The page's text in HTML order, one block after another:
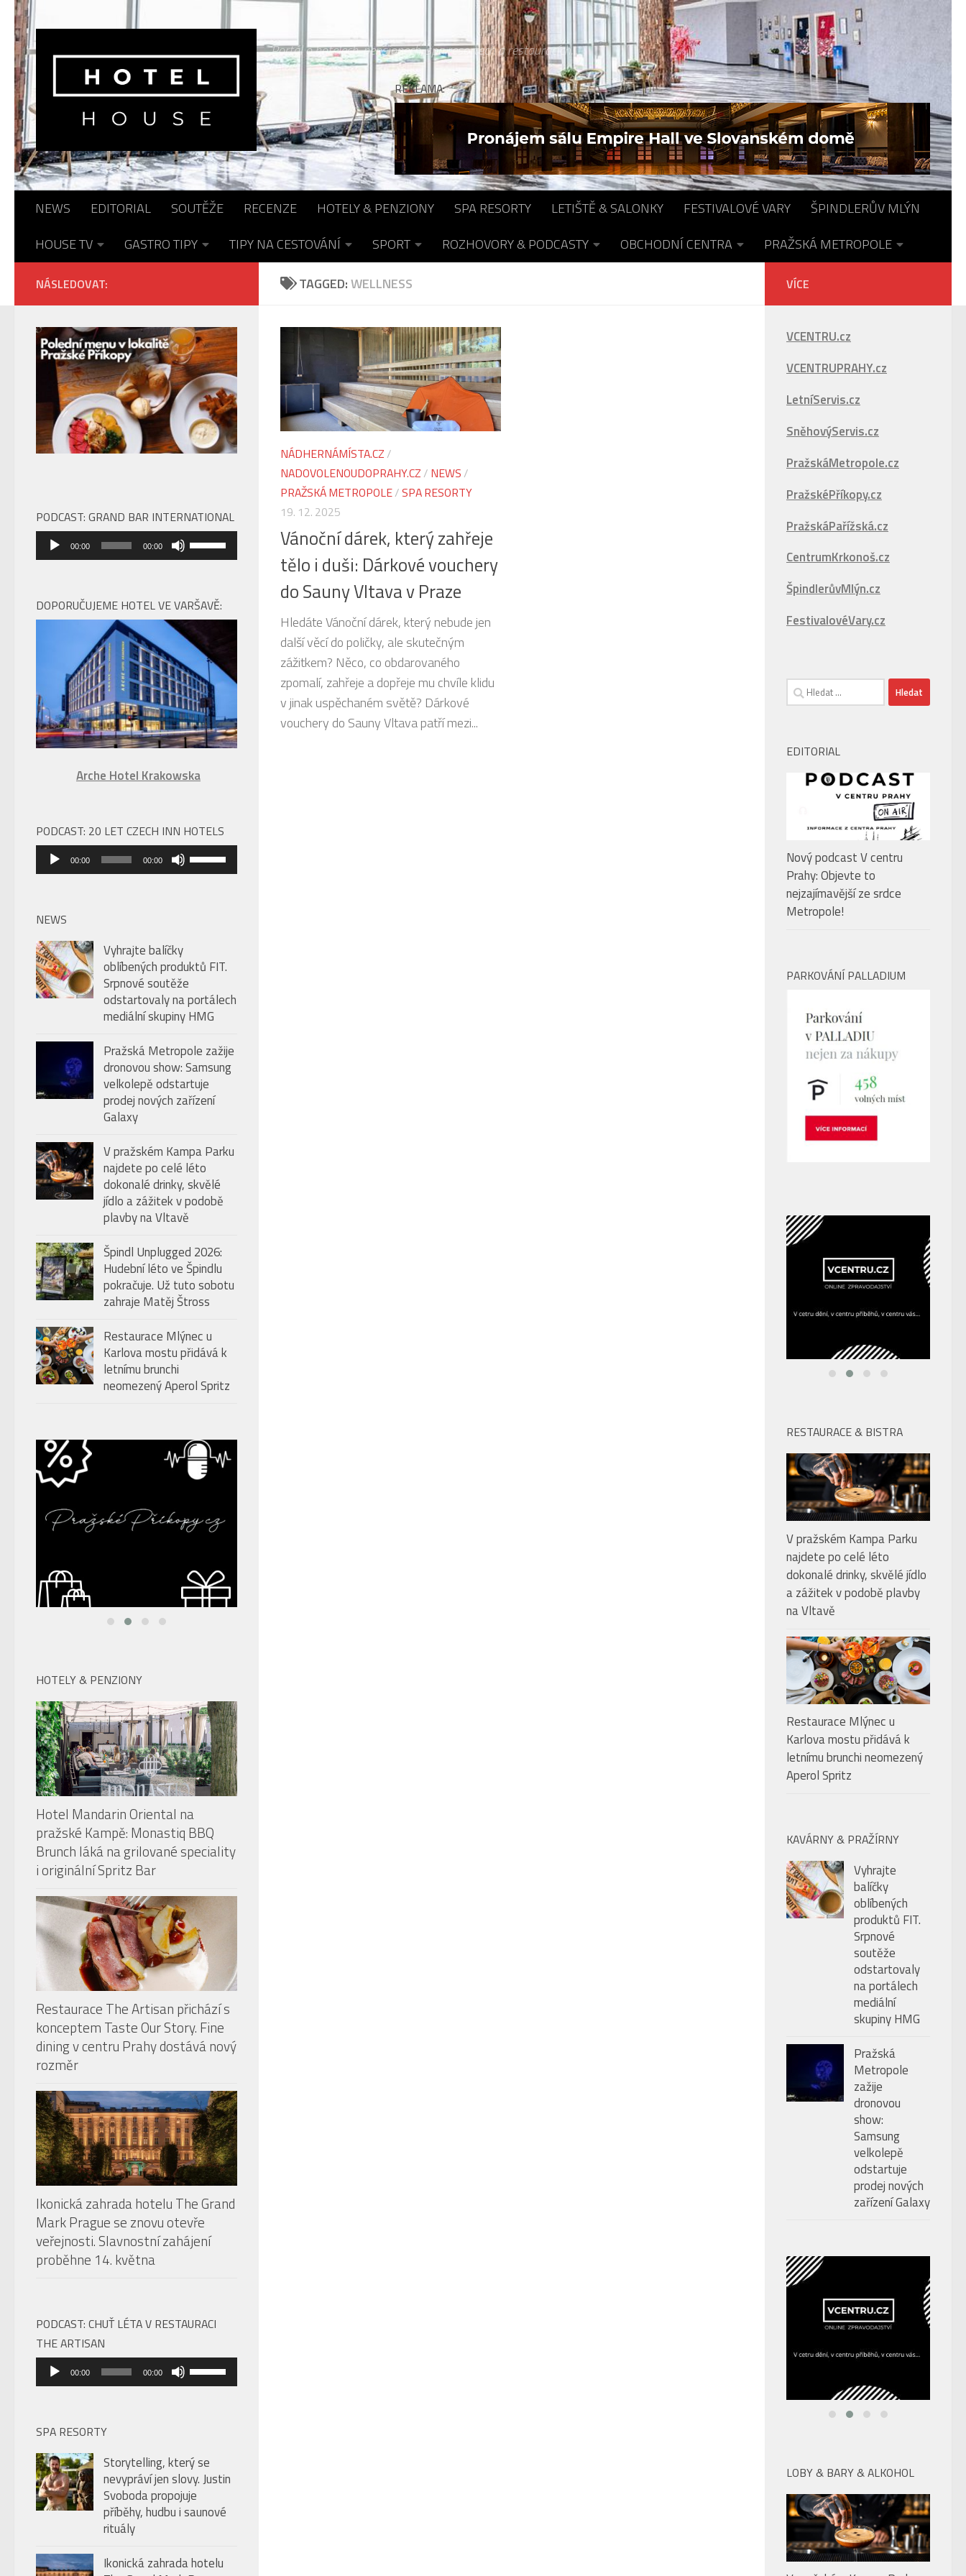
Skip to content
Portál o hotelech, pensionech, spa resortech a restauracích...
REKLAMA:
NEWS EDITORIAL SOUTĚŽE RECENZE HOTELY & PENZIONY SPA RESORTY LETIŠTĚ & SALONKY FESTIVALOVÉ VARY
ŠPINDLERŮV MLÝN
HOUSE TV
GASTRO TIPY TIPY NA CESTOVÁNÍ SPORT ROZHOVORY & PODCASTY OBCHODNÍ CENTRA PRAŽSKÁ METROPOLE
TAGGED:WELLNESS
NÁDHERNÁMÍSTA.CZ /
NADOVOLENOUDOPRAHY.CZ / NEWS /
PRAŽSKÁ METROPOLE/SPA RESORTY
19. 12. 2025
Vánoční dárek, který zahřeje
tělo i duši: Dárkové vouchery
do Sauny Vltava v Praze
Hledáte Vánoční dárek, který nebude jen
další věcí do poličky, ale skutečným
zážitkem? Něco, co obdarovaného
zpomalí, zahřeje a dopřeje mu chvíle klidu
v jinak uspěchaném světě? Dárkové
vouchery do Sauny Vltava patří mezi...
NÁSLEDOVAT:
PODCAST: GRAND BAR INTERNATIONAL
Audio
přehrávač
00:00 00:00
Použitím
šipek
zvýšíte
nebo
snížíte
úroveň
hlasitosti.
DOPORUČUJEME HOTEL VE VARŠAVĚ:
Arche Hotel Krakowska
PODCAST: 20 LET CZECH INN HOTELS
Audio
přehrávač
00:00 00:00
Použitím
šipek
úroveň
NEWS
Vyhrajte balíčky
oblíbených produktů FIT.
Srpnové soutěže
odstartovaly na portálech
mediální skupiny HMG
Pražská Metropole zažije
dronovou show: Samsung
velkolepě odstartuje
prodej nových zařízení
Galaxy
V pražském Kampa Parku
najdete po celé léto
dokonalé drinky, skvělé
jídlo a zážitek v podobě
plavby na Vltavě
Špindl Unplugged 2026:
Hudební léto ve Špindlu
pokračuje. Už tuto sobotu
zahraje Matěj Štross
Restaurace Mlýnec u
Karlova mostu přidává k
letnímu brunchi
neomezený Aperol Spritz
HOTELY & PENZIONY
Hotel Mandarin Oriental na
pražské Kampě: Monastiq BBQ
Brunch láká na grilované speciality
i originální Spritz Bar
Restaurace The Artisan přichází s
konceptem Taste Our Story. Fine
dining v centru Prahy dostává nový
rozměr
Ikonická zahrada hotelu The Grand
Mark Prague se znovu otevře
veřejnosti. Slavnostní zahájení
proběhne 14. května
PODCAST: CHUŤ LÉTA V RESTAURACI
THE ARTISAN
Audio
přehrávač
00:00 00:00
Použitím
šipek
snížíte
úroveň
hlasitosti.
SPA RESORTY
Storytelling, který se
nevypráví jen slovy. Justin
Svoboda propojuje
příběhy, hudbu i saunové
rituály
Ikonická zahrada hotelu
VÍCE
VCENTRU.cz
VCENTRUPRAHY.cz
LetníServis.cz
SněhovýServis.cz
PražskáMetropole.cz
PražskéPříkopy.cz
PražskáPařížská.cz
CentrumKrkonoš.cz
ŠpindlerůvMlýn.cz
FestivalovéVary.cz
Vyhledávání
EDITORIAL
Nový podcast V centru
Prahy: Objevte to
nejzajímavější ze srdce
Metropole!
PARKOVÁNÍ PALLADIUM
RESTAURACE & BISTRA
V pražském Kampa Parku
najdete po celé léto
dokonalé drinky, skvělé jídlo
a zážitek v podobě plavby
na Vltavě
Restaurace Mlýnec u
Karlova mostu přidává k
letnímu brunchi neomezený
Aperol Spritz
KAVÁRNY & PRAŽÍRNY
Vyhrajte
balíčky
oblíbených
produktů FIT.
Srpnové
soutěže
odstartovaly
na portálech
mediální
skupiny HMG
Pražská
Metropole
zažije
dronovou
show:
Samsung
velkolepě
odstartuje
prodej nových
zařízení Galaxy
LOBY & BARY & ALKOHOL